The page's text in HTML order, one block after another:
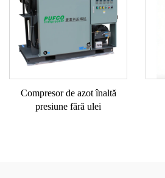
Compresor de azot înaltă
presiune fără ulei